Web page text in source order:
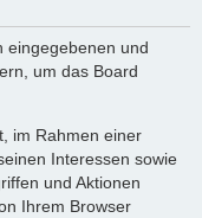
eingegebenen und
um das Board
im Rahmen einer
Interessen sowie
und Aktionen
Ihrem Browser